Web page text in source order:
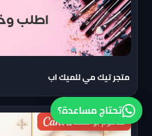
متجر تيك مي للميك اب
مدعوم بواسطة
تحتاج مساعدة؟